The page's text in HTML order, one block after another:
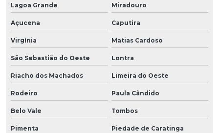
Lagoa Grande Miradouro
Açucena Caputira
Virgínia Matias Cardoso
São Sebastião do Oeste Lontra
Riacho dos Machados Limeira do Oeste
Rodeiro Paula Cândido
Belo Vale Tombos
Pimenta Piedade de Caratinga